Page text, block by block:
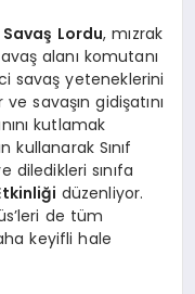
Savaş Lordu, mızrak
alanı komutanı
savaş yeteneklerini
savaşın gidişatını
kutlamak
kullanarak Sınıf
sınıfa
düzenliyor.
de tüm
keyifli hale